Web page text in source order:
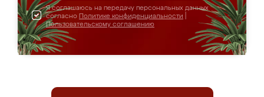
Я соглашаюсь на передачу персональных данных
согласно Политике конфиденциальности
Пользовательскому соглашению